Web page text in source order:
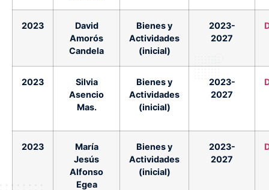
2023
David
Amorós
Candela
Bienes y
Actividades
(inicial)
2023-
2027
2023
Silvia
Asencio
Mas.
Bienes y
Actividades
(inicial)
2023-
2027
2023
María
Jesús
Alfonso
Egea
Bienes y
Actividades
(inicial)
2023-
2027